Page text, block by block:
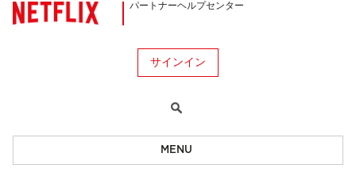
パートナーヘルプセンター
サインイン
MENU